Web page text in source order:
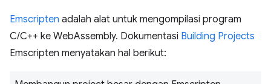
Emscripten adalah alat untuk mengompilasi program
C/C++ ke WebAssembly. Dokumentasi Building Projects
Emscripten menyatakan hal berikut: